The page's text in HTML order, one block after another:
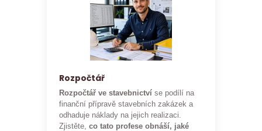
Rozpočtář
Rozpočtář ve stavebnictví se podílí na
finanční přípravě stavebních zakázek a
odhaduje náklady na jejich realizaci.
Zjistěte, co tato profese obnáší, jaké